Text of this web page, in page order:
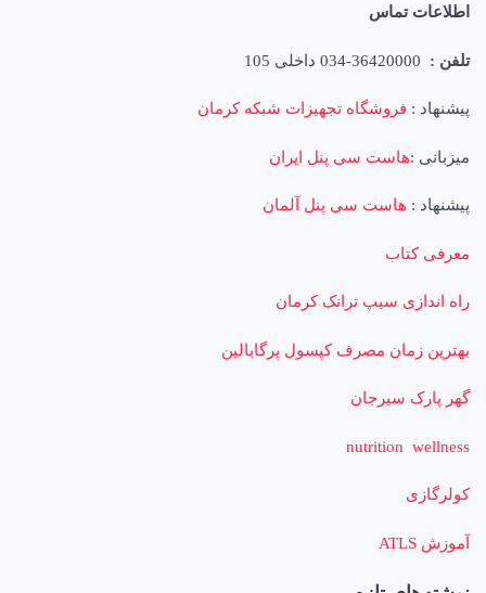
اطلاعات تماس
تلفن :
پیشنهاد : فروشگاه تجهیزات شبکه کرمان
میزبانی :هاست سی پنل ایران
پیشنهاد : هاست سی پنل آلمان
معرفی کتاب
راه اندازی سیپ ترانک کرمان
بهترین زمان مصرف کپسول پرگابالین
گهر پارک سیرجان
nutrition wellness
کولرگازی
آموزش ATLS